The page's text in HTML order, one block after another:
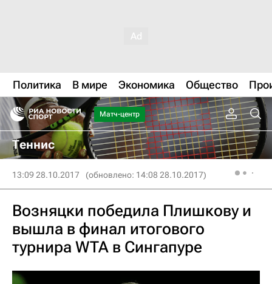
Политика В мире Экономика Общество
Матч-центр
Теннис
13:09 28.10.2017 (обновлено: 14:08 28.10.2017)
Возняцки победила Плишкову и
вышла в финал итогового
турнира WTA в Сингапуре